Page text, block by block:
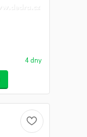
4 dny